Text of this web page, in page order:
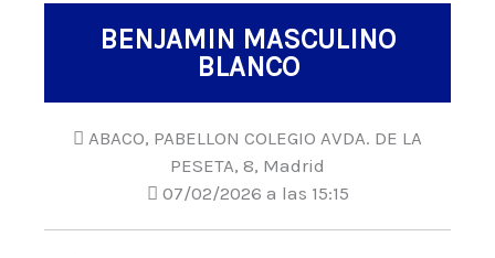
BENJAMIN MASCULINO
BLANCO
ABACO, PABELLON COLEGIO AVDA. DE LA
PESETA, 8, Madrid
07/02/2026 a las 15:15